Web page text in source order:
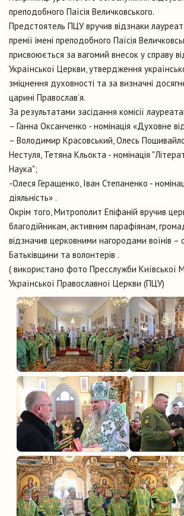
преподобного Паїсія Величковського.
Предстоятель ПЦУ вручив відзнаки
премії імені преподобного Паїсія
присвоюється за вагомий внесок у справу
Української Церкви, утвердження
зміцнення духовності та за визначні
царині Православ’я.
За результатами засідання комісії
– Ганна Оксанченко - номінація «Духовне
– Володимир Красовський, Олесь
Нестуля, Тетяна Кльокта - номінація
Наука";
-Олеся Геращенко, Іван Степаненко -
діяльність» .
Окрім того, Митрополит Епіфаній вручив
благодійникам, активним парафіянам,
відзначив церковними нагородами воїнів –
Батьківщини та волонтерів .
( використано фото Пресслужби Київської
Української Православної Церкви (ПЦУ)